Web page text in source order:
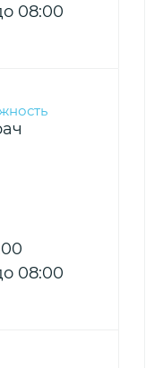
08:00
08:00